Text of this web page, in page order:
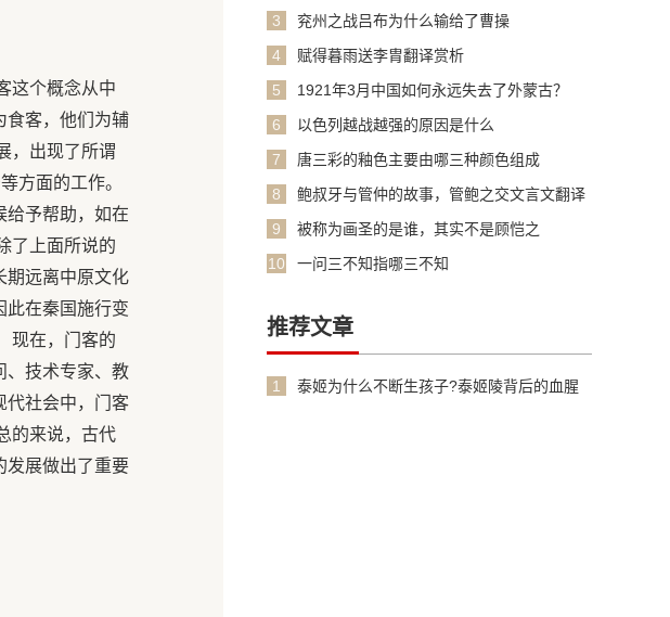
这个概念从中
食客，他们为辅
，出现了所谓
方面的工作。
给予帮助，如在
了上面所说的
期远离中原文化
此在秦国施行变
现在，门客的
、技术专家、教
代社会中，门客
的来说，古代
发展做出了重要
3
兖州之战吕布为什么输给了曹操
4
赋得暮雨送李胄翻译赏析
5
1921年3月中国如何永远失去了外蒙古？
6
以色列越战越强的原因是什么
7
唐三彩的釉色主要由哪三种颜色组成
8
鲍叔牙与管仲的故事，管鲍之交文言文翻译
9
被称为画圣的是谁，其实不是顾恺之
10
一问三不知指哪三不知
推荐文章
1
泰姬为什么不断生孩子?泰姬陵背后的血腥